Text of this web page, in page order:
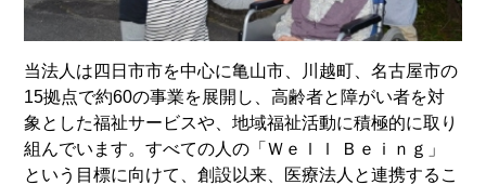
当法人は四日市市を中心に亀山市、川越町、名古屋市の
15拠点で約60の事業を展開し、高齢者と障がい者を対
象とした福祉サービスや、地域福祉活動に積極的に取り
組んでいます。すべての人の「Ｗｅｌｌ Ｂｅｉｎｇ」
という目標に向けて、創設以来、医療法人と連携するこ